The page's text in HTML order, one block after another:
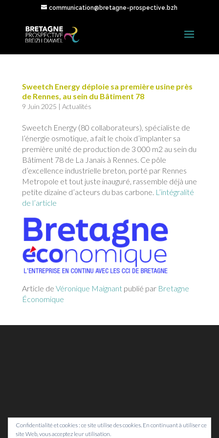
communication@bretagne-prospective.bzh
Sweetch Energy déploie sa première usine près
de Rennes, au sein du Bâtiment 78
9 Juin 2025 | Actualités
Sweetch Energy (80 collaborateurs), spécialiste de
l’énergie osmotique, a fait le choix d’implanter sa
première unité de production de 3 000 m2 au sein du
Bâtiment 78 de La Janais à Rennes. Ce pôle
d’excellence industrielle breton, porté par Rennes
Metropole et tout juste inauguré, rassemble déjà une
petite dizaine d’acteurs du bas carbone. L’intégralité
de l’article
Article de Véronique Maignantpublié par Bretagne
Économique
Confidentialité et cookies : ce site utilise des cookies. En continuant à utiliser ce
site Web, vous acceptez leur utilisation.